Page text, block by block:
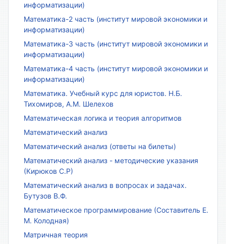
информатизации)
Математика-2 часть (институт мировой экономики и
информатизации)
Математика-3 часть (институт мировой экономики и
информатизации)
Математика-4 часть (институт мировой экономики и
информатизации)
Математика. Учебный курс для юристов. Н.Б.
Тихомиров, А.М. Шелехов
Математическая логика и теория алгоритмов
Математический анализ
Математический анализ (ответы на билеты)
Математический анализ - методические указания
(Кирюков С.Р)
Математический анализ в вопросах и задачах.
Бутузов В.Ф.
Математическое программирование (Составитель Е.
М. Колодная)
Матричная теория